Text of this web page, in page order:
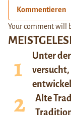
Unter
Alte
Kommentieren
Your comment will